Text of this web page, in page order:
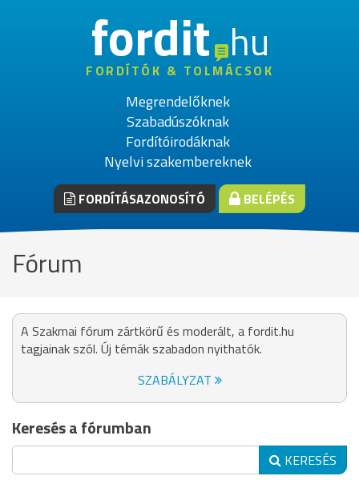
fordithu
FORDÍTÓK & TOLMÁCSOK
Megrendelőknek
Szabadúszóknak
Fordítóirodáknak
Nyelvi szakembereknek
FORDÍTÁSAZONOSÍTÓ BELÉPÉS
Fórum
A Szakmai fórum zártkörű és moderált, a fordit.hu
tagjainak szól. Új témák szabadon nyithatók.
SZABÁLYZAT
Keresés a fórumban
KERESÉS